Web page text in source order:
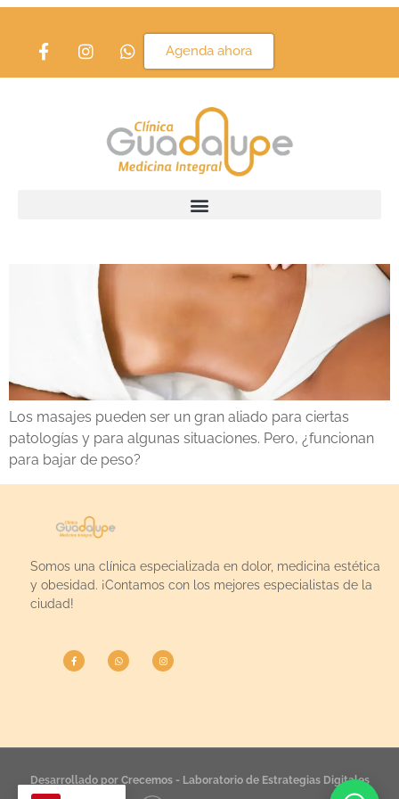
Agenda ahora
Etiqueta:masajes
Masajes, ¿funcionan para
bajar de peso?
Los masajes pueden ser un gran aliado para ciertas
patologías y para algunas situaciones. Pero, ¿funcionan
para bajar de peso?
Somos una clínica especializada en dolor, medicina estética
y obesidad. ¡Contamos con los mejores especialistas de la
ciudad!
Desarrollado por Crecemos - Laboratorio de Estrategias Digitales